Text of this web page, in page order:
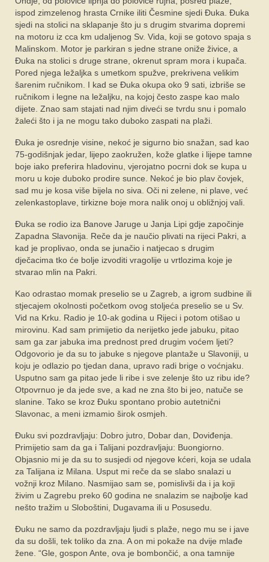
ispod zimzelenog hrasta Crnike iliti Česmine sjedi Đuka. Đuka
sjedi na stolici na sklapanje što ju s drugim stvarima dopremi
na motoru iz cca km udaljenog Sv. Vida, koji se gotovo spaja s
Malinskom. Motor je parkiran s jedne strane oniže živice, a
Đuka na stolici s druge strane, okrenut spram mora i kupača.
Pored njega ležaljka s umetkom spužve, prekrivena velikim
šarenim ručnikom. I kad se Đuka okupa oko 9 sati, izbriše se
ručnikom i legne na ležaljku, na kojoj često zaspe kao malo
dijete. Znao sam stajati nad njim diveći se tvrdu snu i pomalo
žaleći što i ja ne mogu tako duboko zaspati na plaži.
Đuka je osrednje visine, nekoć je sigurno bio snažan, sad kao
75-godišnjak jedar, lijepo zaokružen, kože glatke i lijepe tamne
boje iako preferira hladovinu, vjerojatno pocrni dok se kupa u
moru u koje duboko prodire sunce. Nekoć je bio plav čovjek,
sad mu je kosa više bijela no siva. Oči ni zelene, ni plave, već
zelenkastoplave, tirkizne boje mora nalik onoj u obližnjoj vali.
Đuka se rodio iza Banove Jaruge u Janja Lipi gdje započinje
Zapadna Slavonija. Reče da je naučio plivati na rijeci Pakri, a
kad je proplivao, onda se junačio i natjecao s drugim
dječacima tko će bolje izvoditi vragolije u vrtlozima koje je
stvarao mlin na Pakri.
Kao odrastao momak preselio se u Zagreb, a igrom sudbine ili
stjecajem okolnosti početkom ovog stoljeća preselio se u Sv.
Vid na Krku. Radio je 10-ak godina u Rijeci i potom otišao u
mirovinu. Kad sam primijetio da nerijetko jede jabuku, pitao
sam ga zar jabuka ima prednost pred drugim voćem ljeti?
Odgovorio je da su to jabuke s njegove plantaže u Slavoniji, u
koju je odlazio po tjedan dana, upravo radi brige o voćnjaku.
Usputno sam ga pitao jede li ribe i sve zelenje što uz ribu ide?
Otpovrnuo je da jede sve, a kad ne zna što bi jeo, natuče se
slanine. Tako se kroz Đuku spontano probio autetnični
Slavonac, a meni izmamio širok osmjeh.
Đuku svi pozdravljaju: Dobro jutro, Dobar dan, Doviđenja.
Primijetio sam da ga i Talijani pozdravljaju: Buongiorno.
Objasnio mi je da su to susjedi od njegove kćeri, koja se udala
za Talijana iz Milana. Usput mi reče da se slabo snalazi u
vožnji kroz Milano. Nasmijao sam se, pomislivši da i ja koji
živim u Zagrebu preko 60 godina ne snalazim se najbolje kad
nešto tražim u Sloboštini, Dugavama ili u Posusedu.
Đuku ne samo da pozdravljaju ljudi s plaže, nego mu se i jave
da su došli, tek toliko da zna. A on mi pokaže na dvije mlađe
žene. “Gle, gospon Ante, ova je bombončić, a ona tamnije